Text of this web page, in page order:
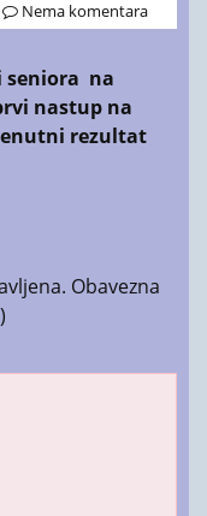
Nema komentara
seniora na
nastup na
rezultat
Obavezna